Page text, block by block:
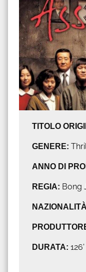
TITOLO
GENERE:
ANNO DI
REGIA: Bong
DURATA: 126'